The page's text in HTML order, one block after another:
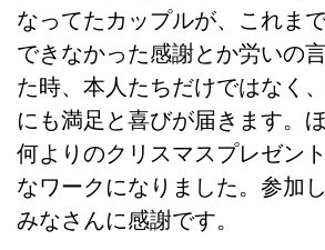
なってたカップルが、これま
できなかった感謝とか労いの
た時、本人たちだけではなく
にも満足と喜びが届きます。
何よりのクリスマスプレゼン
なワークになりました。参加
みなさんに感謝です。